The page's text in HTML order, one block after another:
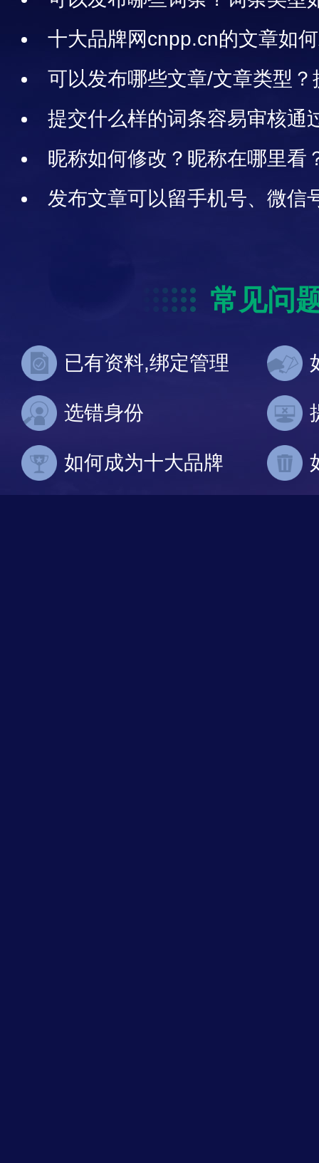
例说明
十大品牌网cnpp.cn的文章如
布后展示在买购网还是十大品牌
可以发布哪些文章/文章类型
审核通过？容易审核通过的文章
提交什么样的词条容易审核通
条说明
昵称如何修改？昵称在哪里看
发布文章可以留手机号、微信
常见问
已有资料,绑定管理
选错身份
如何成为十大品牌